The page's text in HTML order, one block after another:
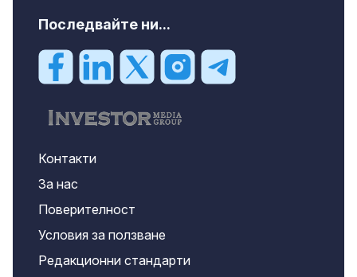
Последвайте ни...
Контакти
За нас
Поверителност
Условия за ползване
Редакционни стандарти